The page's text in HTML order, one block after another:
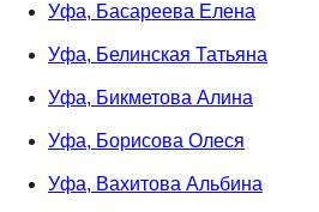
Уфа, Басареева Елена
Уфа, Белинская Татьяна
Уфа, Бикметова Алина
Уфа, Борисова Олеся
Уфа, Вахитова Альбина